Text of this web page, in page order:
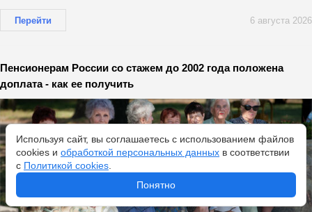
Перейти 6 августа 2026
Пенсионерам России со стажем до 2002 года положена
доплата - как ее получить
Используя сайт, вы соглашаетесь с использованием файлов
cookies и обработкой персональных данных в соответствии
с Политикой cookies
Понятно